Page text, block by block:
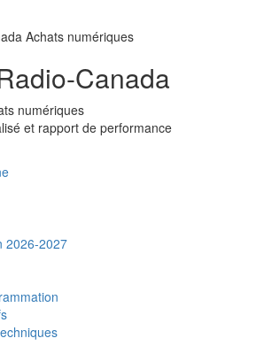
Canada
numériques
et rapport de performance
2026-2027